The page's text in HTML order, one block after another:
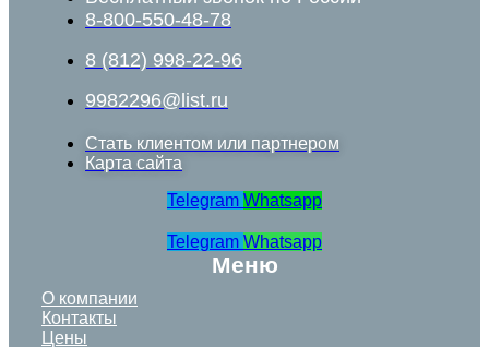
8-800-550-48-78
8 (812) 998-22-96
9982296@list.ru
Стать клиентом или партнером
Карта сайта
Telegram Whatsapp
Telegram Whatsapp
Меню
О компании
Контакты
Цены